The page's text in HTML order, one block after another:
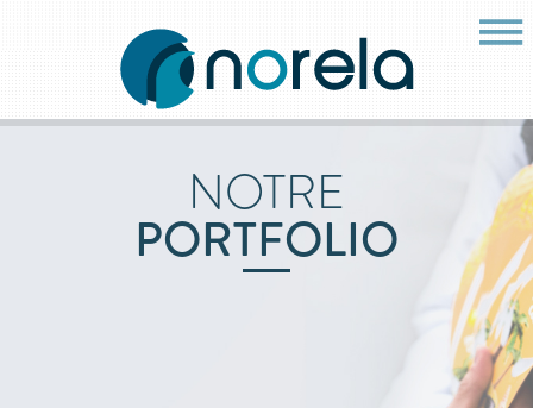
NOTRE
PORTFOLIO